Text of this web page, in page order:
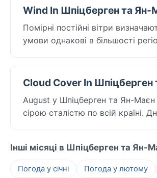
Wind In Шпіцберген та Ян-
Помірні постійні вітри
умови однакові в більшості
Cloud Cover In
August у Шпіцберген та Ян-
сірою сталістю по всій країні.
Інші місяці в Шпіцберген та Ян-
Погода у січні Погода у лютому